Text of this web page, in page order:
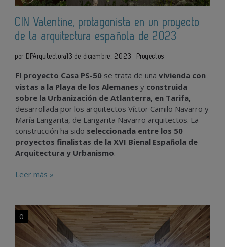
CIN Valentine, protagonista en un proyecto
de la arquitectura española de 2023
por DPArquitectura 13 de diciembre, 2023 Proyectos
El proyecto Casa PS-50 se trata de una vivienda con
vistas a la Playa de los Alemanes y construida
sobre la Urbanización de Atlanterra, en Tarifa,
desarrollada por los arquitectos Víctor Camilo Navarro y
María Langarita, de Langarita Navarro arquitectos. La
construcción ha sido seleccionada entre los 50
proyectos finalistas de la XVI Bienal Española de
Arquitectura y Urbanismo.
Leer más »
0